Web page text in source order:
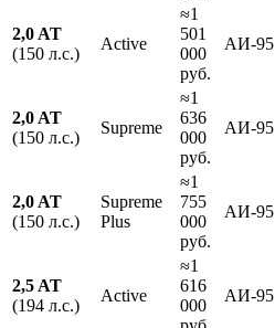
2,0 AT
(150 л.с.)
Active
≈1
501
000
руб.
АИ-95
2,0 AT
(150 л.с.)
Supreme
≈1
636
000
руб.
АИ-95
2,0 AT
(150 л.с.)
Supreme
Plus
≈1
755
000
руб.
АИ-95
2,5 AT
(194 л.с.)
Active
≈1
616
000
АИ-95